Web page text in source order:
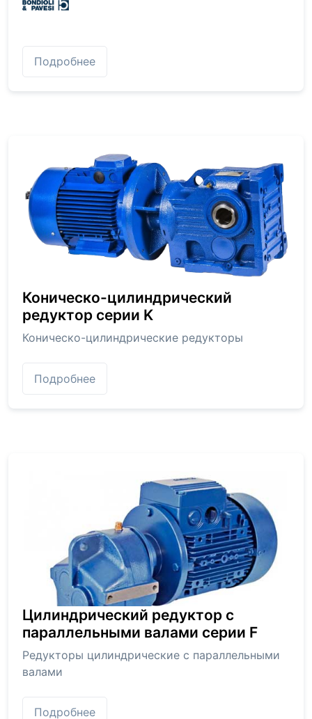
Подробнее
Коническо-цилиндрический
редуктор серии K
Коническо-цилиндрические редукторы
Подробнее
Цилиндрический редуктор с
параллельными валами серии F
Редукторы цилиндрические с параллельными
валами
Подробнее